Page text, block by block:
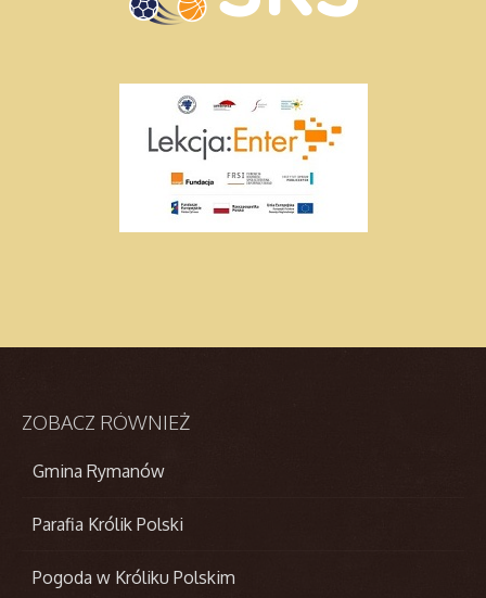
ZOBACZ RÓWNIEŻ
Gmina Rymanów
Parafia Królik Polski
Pogoda w Króliku Polskim